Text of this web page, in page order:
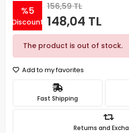
%5
Discount
156,59 TL
148,04 TL
The product is out of stock.
Add to my favorites
Fast Shipping
Returns and